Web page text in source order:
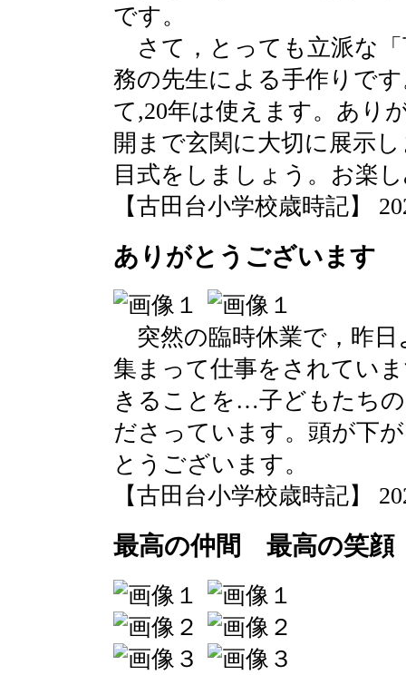
です。
さて，とっても立派な
務の先生による手作りで
て,20年は使えます。あり
開まで玄関に大切に展示
目式をしましょう。お楽
【古田台小学校歳時記】
ありがとうございます
突然の臨時休業で，昨日
集まって仕事をされてい
きることを…子どもたち
ださっています。頭が下
とうございます。
【古田台小学校歳時記】
最高の仲間 最高の笑顔